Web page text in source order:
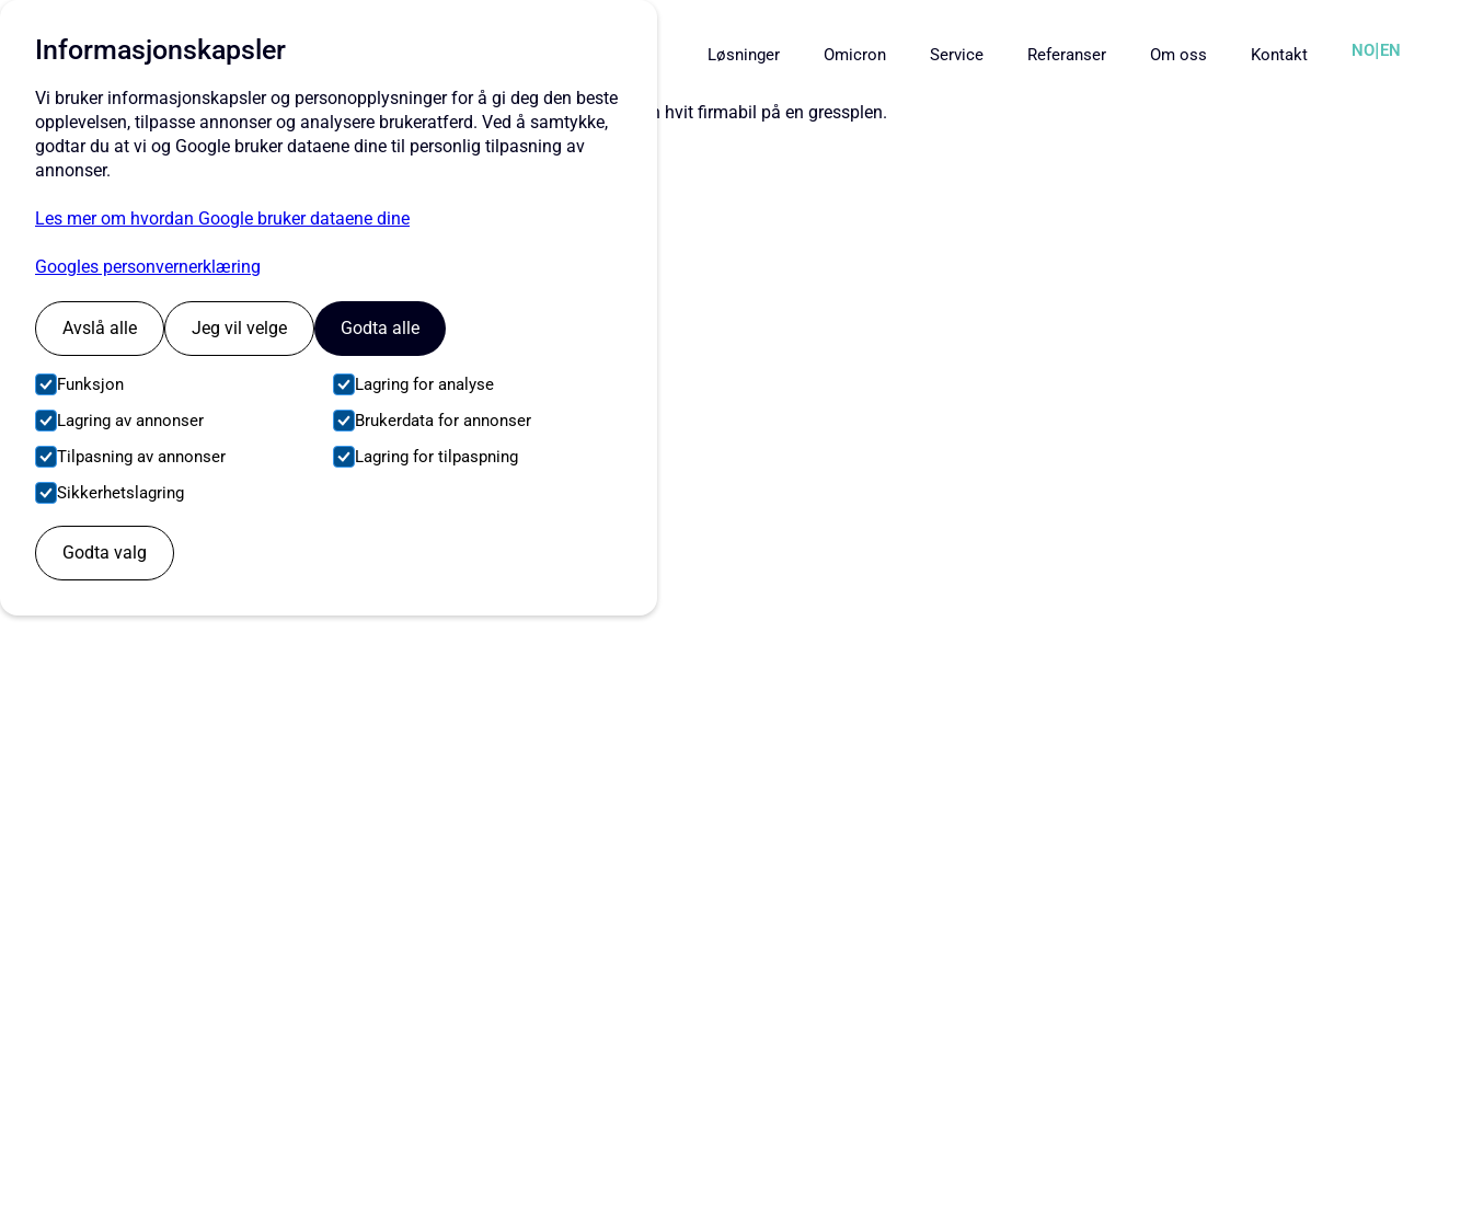
Informasjonskapsler
Vi bruker informasjonskapsler og personopplysninger for å gi deg den beste
opplevelsen, tilpasse annonser og analysere brukeratferd. Ved å samtykke,
godtar du at vi og Google bruker dataene dine til personlig tilpasning av
annonser.
Les mer om hvordan Google bruker dataene dine
Googles personvernerklæring
Avslå alle Jeg vil velge Godta alle
Funksjon
Lagring for analyse
Lagring av annonser
Brukerdata for annonser
Tilpasning av annonser
Lagring for tilpaspning
Sikkerhetslagring
Godta valg
Løsninger Omicron Service Referanser Om oss Kontakt NO|EN